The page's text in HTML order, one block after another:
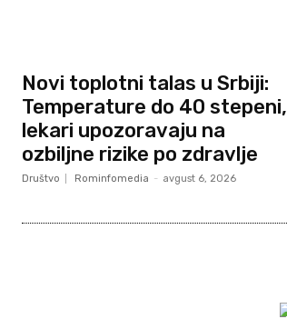
Novi toplotni talas u Srbiji:
Temperature do 40 stepeni,
lekari upozoravaju na
ozbiljne rizike po zdravlje
Društvo Rominfomedia - avgust 6, 2026